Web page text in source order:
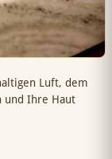
Luft, dem
und Ihre Haut